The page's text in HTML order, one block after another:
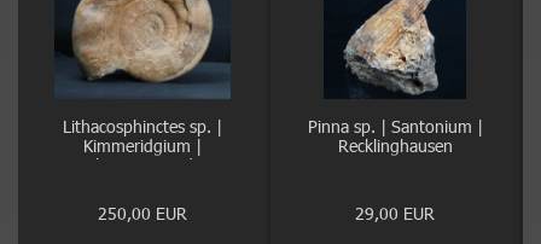
Lithacosphinctes sp. |
Kimmeridgium |
Ebermannstadt
250,00 EUR
Pinna sp. | Santonium |
Recklinghausen
29,00 EUR